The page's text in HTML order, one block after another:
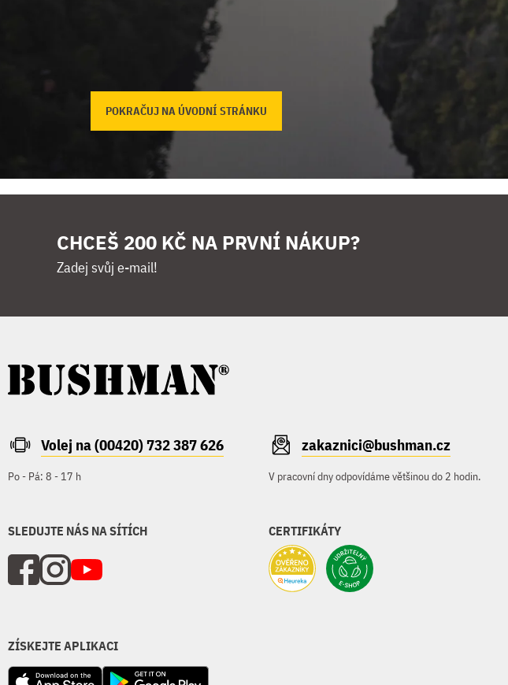
POKRAČUJ NA ÚVODNÍ STRÁNKU
CHCEŠ 200 KČ NA PRVNÍ NÁKUP?
Zadej svůj e-mail!
Volej na (00420) 732 387 626
Po - Pá: 8 - 17 h
zakaznici@bushman.cz
V pracovní dny odpovídáme většinou do 2 hodin.
SLEDUJTE NÁS NA SÍTÍCH CERTIFIKÁTY
ZÍSKEJTE APLIKACI